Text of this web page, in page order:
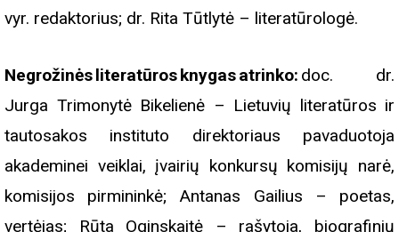
vyr. redaktorius; dr. Rita Tūtlytė – literatūrologė.
Negrožinės literatūros knygas atrinko: doc. dr.
Jurga Trimonytė Bikelienė – Lietuvių literatūros ir
tautosakos instituto direktoriaus pavaduotoja
akademinei veiklai, įvairių konkursų komisijų narė,
komisijos pirmininkė; Antanas Gailius – poetas,
vertėjas; Rūta Oginskaitė – rašytoja, biografinių